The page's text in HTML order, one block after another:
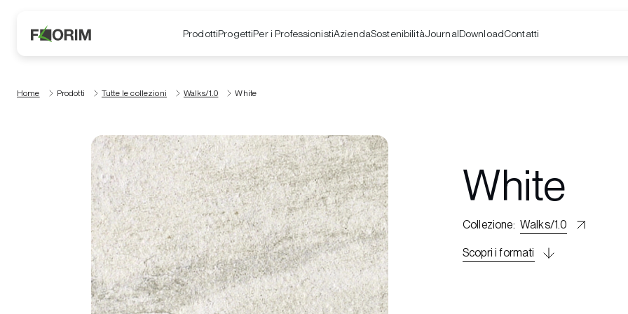
ProdottiProgettiPer i ProfessionistiAziendaSostenibilitàJournalDownloadContatti
Home Prodotti Tutte le collezioni Walks/1.0 White
White
Collezione: Walks/1.0
Scopri i formati